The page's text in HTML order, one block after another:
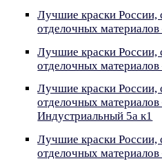
Лучшие краски России,
отделочных
Лучшие краски России,
отделочных
Лучшие краски России,
отделочных
Индустриальный 5а к1
Лучшие краски России,
отделочных